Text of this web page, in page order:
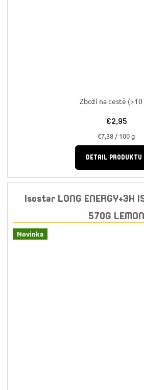
Zboží na cestě (>10
€2,95
Jednotková
cena:
€7,38 / 100 g
DETAIL PRODUKTU
Isostar LONG ENERGY+3H
570G LEMON
Novinka